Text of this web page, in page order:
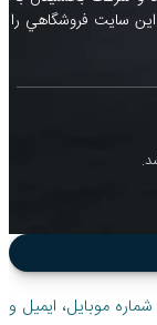
اين سايت فروشگاهي را
موبایل، ایمیل و